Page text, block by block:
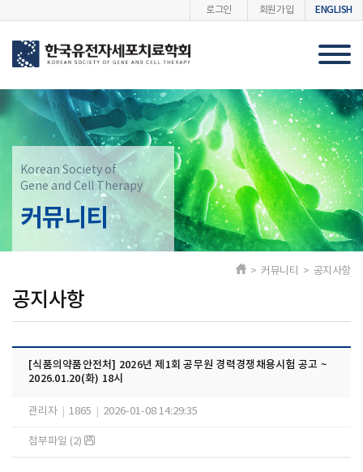
로그인 회원가입 ENGLISH
Korean Society of
Gene and Cell Therapy
커뮤니티
공지사항
> 커뮤니티 > 공지사항
[식품의약품안전처] 2026년 제1회 공무원 경력경쟁채용시험 공고 ~
2026.01.20(화) 18시
관리자 1865 2026-01-08 14:29:35
첨부파일 (2)